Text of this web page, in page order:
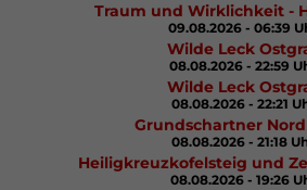
Traum und Wirklichkeit -
09.08.2026 - 06:39
Wilde Leck
08.08.2026 - 22:59
Wilde Leck
08.08.2026 - 22:21
Grundschartner
08.08.2026 - 21:18
Heiligkreuzkofelsteig und
08.08.2026 - 19:26